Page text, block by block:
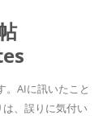
。AIに訊いたこと
、誤りに気付い